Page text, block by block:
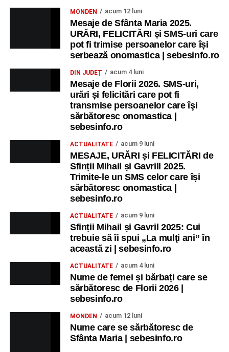
Ora 10.00– Școala din Răhău: activități recreative pentru
– Curtea Școlii „M. Kogălniceanu”: activități
recreative pentru copii.
– Grădina Muzeului Municipal „Ioan Raica”
Sebeș: încheierea Școlii de vară„Curcubeul Prieteniei”
– Aula Primăriei Municipiului Sebeș:
festivitatea de premiere a șefilor de promoție și a elevilor
Evaluare Națională și Bacalaureat.
– Parcul Tineretului: Spectacol pentru copii și
Alexandra Pamfilie și Școala de muzică„DoReMi”
Ancuța Stănuș și grupul de folclor;
Trupa de Dansuri Săsești.
Ora 20.30– Parcul Tineretului: proiecția filmului pentru
„Străjerii Deltei”(România, 2021), film de familie și
JOI, 27 AUGUST 2026
MONDEN acum 12 luni
Mesaje de Sfânta Maria 2025.
URĂRI, FELICITĂRI și SMS-uri care
pot fi trimise persoanelor care își
serbează onomastica | sebesinfo.ro
DIN JUDEȚ acum 4 luni
Mesaje de Florii 2026. SMS-uri,
urări și felicitări care pot fi
transmise persoanelor care îşi
sărbătoresc onomastica |
sebesinfo.ro
ACTUALITATE acum 9 luni
MESAJE, URĂRI și FELICITĂRI de
Sfinții Mihail și Gavrill 2025.
Trimite-le un SMS celor care își
sărbătoresc onomastica |
sebesinfo.ro
ACTUALITATE acum 9 luni
Sfinții Mihail și Gavril 2025: Cui
trebuie să îi spui „La mulţi ani” în
această zi | sebesinfo.ro
ACTUALITATE acum 4 luni
Nume de femei și bărbați care se
sărbătoresc de Florii 2026 |
sebesinfo.ro
MONDEN acum 12 luni
Nume care se sărbătoresc de
Sfânta Maria | sebesinfo.ro